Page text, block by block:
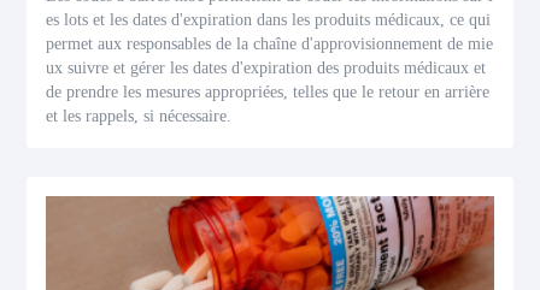
es lots et les dates d'expiration dans les produits médicaux, ce qui
permet aux responsables de la chaîne d'approvisionnement de mie
ux suivre et gérer les dates d'expiration des produits médicaux et
de prendre les mesures appropriées, telles que le retour en arrière
et les rappels, si nécessaire.